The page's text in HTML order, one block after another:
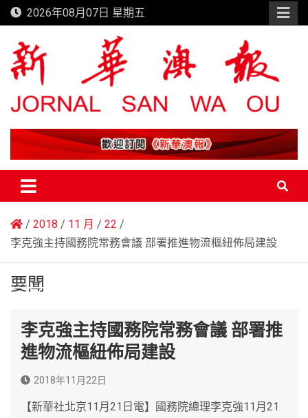
Skip
to
content
2026年08月07日 星期五
新華澳報
2018 11 月
22
李克強主持國務院常務會議 部署推進物流樞紐佈局建設
要聞
李克強主持國務院常務會議 部署推
進物流樞紐佈局建設
2018年11月22日
【新華社北京11月21日電】國務院總理李克強11月21